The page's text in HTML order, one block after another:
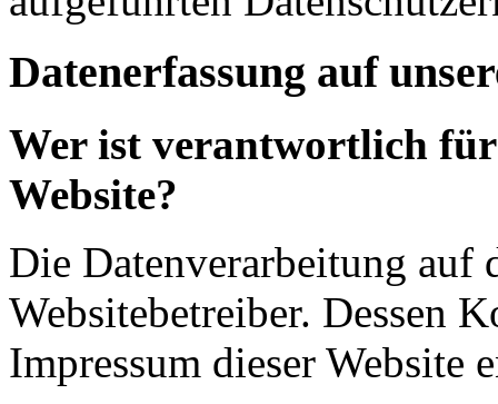
Datenerfassung auf
Wer ist verantwortlich für
Website?
Die Datenverarbeitung auf
Websitebetreiber. Dessen
Impressum dieser Website